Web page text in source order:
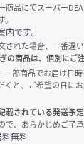
品にてスーパー
です。
れた場合、一番遅
の商品は、個別にご
部商品でお届け日
くと、ご希望の日に
されている発送予
、あらかじめご了承
無料